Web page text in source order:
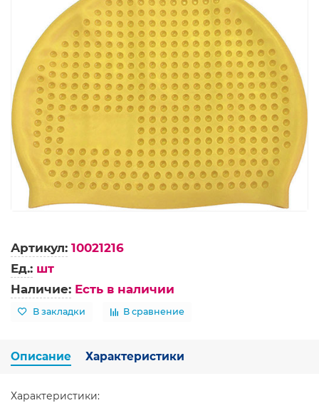
Артикул: 10021216
Ед.: шт
Наличие: Есть в наличии
В закладки В сравнение
Описание Характеристики
Характеристики: